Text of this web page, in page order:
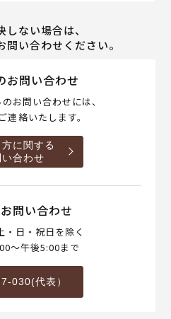
しない場合は、
い合わせください。
お問い合わせ
お問い合わせには、
連絡いたします。
に関する
い合わせ
問い合わせ
・日・祝日を除く
～午後5:00まで
030(代表）